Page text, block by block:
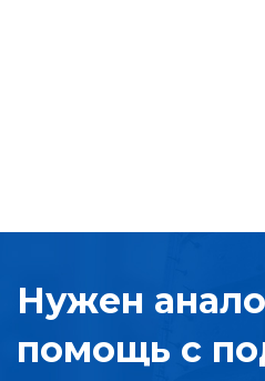
Нужен
помощь с